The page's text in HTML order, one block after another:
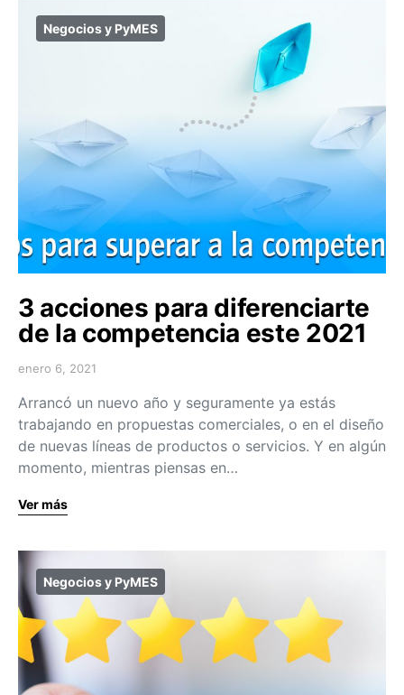
Negocios y PyMES
3 acciones para diferenciarte
de la competencia este 2021
enero 6, 2021
Arrancó un nuevo año y seguramente ya estás
trabajando en propuestas comerciales, o en el diseño
de nuevas líneas de productos o servicios. Y en algún
momento, mientras piensas en…
Ver más
Negocios y PyMES